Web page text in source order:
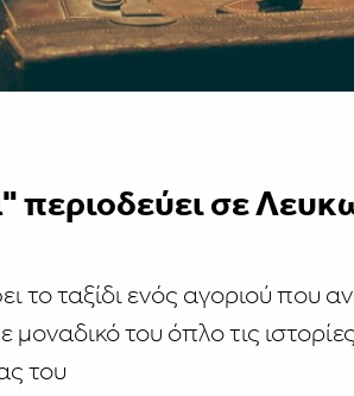
περιοδεύει σε
το ταξίδι ενός αγοριού που
μοναδικό του όπλο τις
του